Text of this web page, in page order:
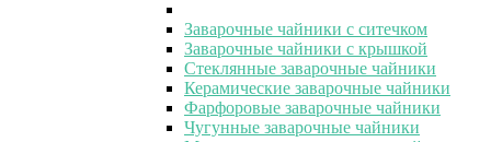
Заварочные чайники с ситечком
Заварочные чайники с крышкой
Стеклянные заварочные чайники
Керамические заварочные чайники
Фарфоровые заварочные чайники
Чугунные заварочные чайники